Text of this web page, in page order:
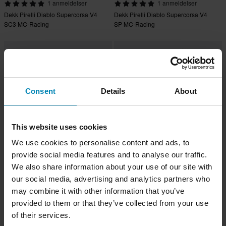
Consent Details About
This website uses cookies
We use cookies to personalise content and ads, to
provide social media features and to analyse our traffic.
We also share information about your use of our site with
our social media, advertising and analytics partners who
may combine it with other information that you’ve
provided to them or that they’ve collected from your use
of their services.
1 anmeldelser
Dekk Pirelli Diablo Supercorsa V4
SC3 MC-Racing
1 anmeldelser
Dekk Pirelli Diablo Supercorsa V4
SP MC-Racing
1 979 kr -36%
3 099 kr
Dekk Pirelli Diablo™ Rain SCR1
100/70 R 17 NHS TL
3 389 kr -15%
3 999 kr
Dekk Pirelli Diablo Supercorsa V4
SC1 MC-Racing